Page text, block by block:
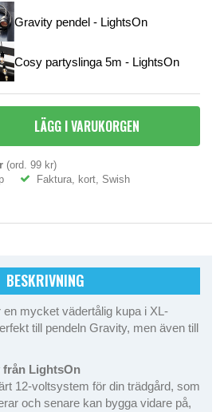
Gravity pendel - LightsOn
Cosy partyslinga 5m - LightsOn
LÄGG I VARUKORGEN
(ord. 99 kr)
Faktura, kort, Swish
BESKRIVNING
en mycket vädertålig kupa i XL-
till pendeln Gravity, men även till
från LightsOn
12-voltsystem för din trädgård, som
och senare kan bygga vidare på,